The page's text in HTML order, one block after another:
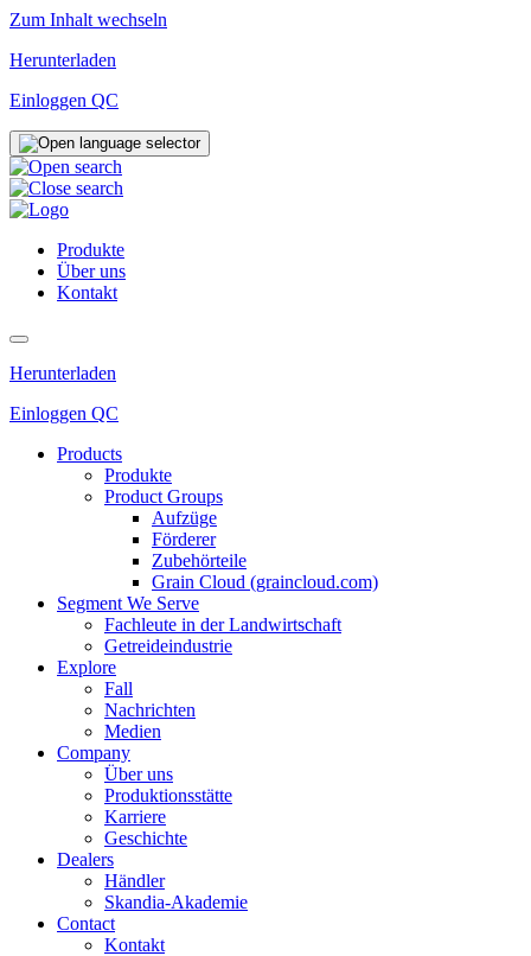
Zum Inhalt wechseln
Herunterladen
Einloggen QC
Produkte
Über uns
Kontakt
Herunterladen
Einloggen QC
Products
Produkte
Product Groups
Aufzüge
Förderer
Zubehörteile
Grain Cloud (graincloud.com)
Segment We Serve
Fachleute in der Landwirtschaft
Getreideindustrie
Explore
Fall
Nachrichten
Medien
Company
Über uns
Produktionsstätte
Karriere
Geschichte
Dealers
Händler
Skandia-Akademie
Contact
Kontakt